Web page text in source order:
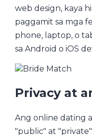
web design, kaya
paggamit sa mga
phone, laptop, o
sa Android o iOS
Privacy at
Ang online dating
"public" at